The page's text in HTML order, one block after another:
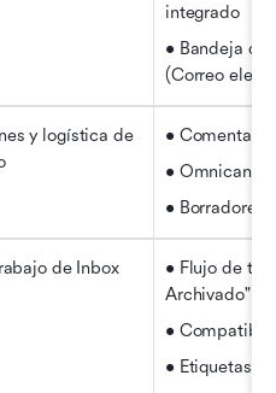
integrado
• Bandeja de
(Correo
y logística de
•
• Omnicanal
• Borradores
de Inbox
• Flujo de
Archivado"
•
• Etiquetas